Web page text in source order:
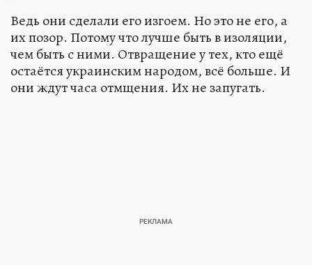
Ведь они сделали его изгоем. Но это не его, а
их позор. Потому что лучше быть в изоляции,
чем быть с ними. Отвращение у тех, кто ещё
остаётся украинским народом, всё больше. И
они ждут часа отмщения. Их не запугать.